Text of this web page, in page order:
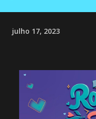
julho 17, 2023